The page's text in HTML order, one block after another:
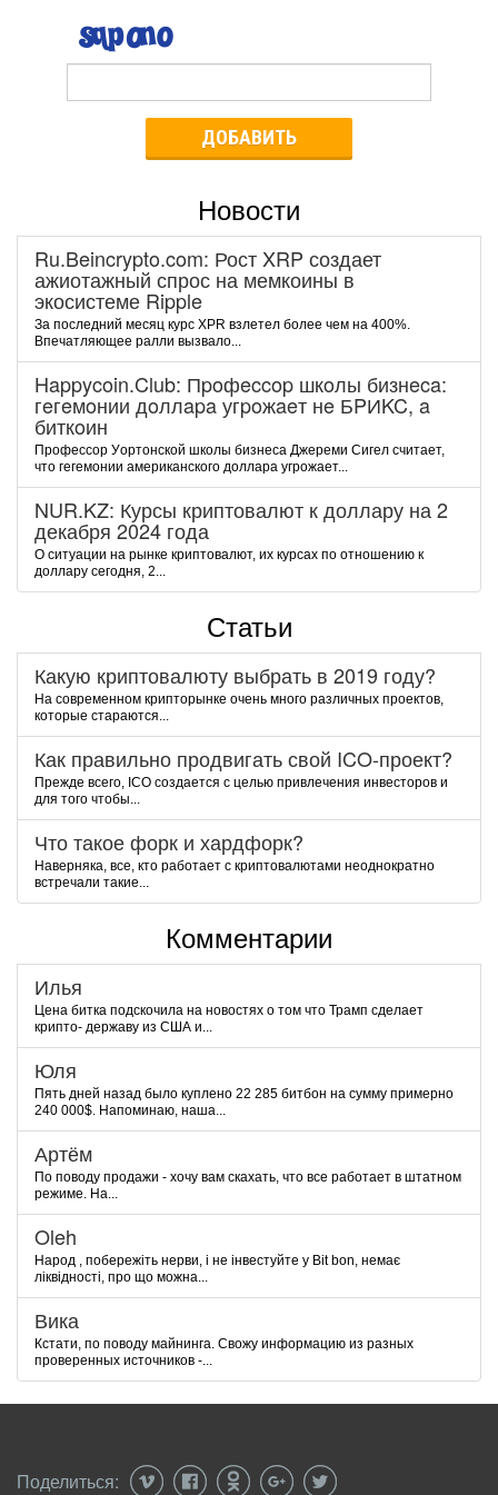
ДОБАВИТЬ
Новости
Ru.Beincrypto.com: Рост XRP создает
ажиотажный спрос на мемкоины в
экосистеме Ripple
За последний месяц курс XPR взлетел более чем на 400%.
Впечатляющее ралли вызвало...
Happycoin.Club: Пpoфeccop шкoлы бизнeca:
гeгeмoнии дoллapa угpoжaeт нe БPИKC, a
биткoин
Пpoфeccop Уopтoнcкoй шкoлы бизнeca Джepeми Cигeл cчитaeт,
чтo гeгeмoнии aмepикaнcкoгo дoллapa угpoжaeт...
NUR.KZ: Курсы криптовалют к доллару на 2
декабря 2024 года
О ситуации на рынке криптовалют, их курсах по отношению к
доллару сегодня, 2...
Статьи
Какую криптовалюту выбрать в 2019 году?
На современном крипторынке очень много различных проектов,
которые стараются...
Как правильно продвигать свой ICO-проект?
Прежде всего, ICO создается с целью привлечения инвесторов и
для того чтобы...
Что такое форк и хардфорк?
Наверняка, все, кто работает с криптовалютами неоднократно
встречали такие...
Комментарии
Илья
Цена битка подскочила на новостях о том что Трамп сделает
крипто- державу из США и...
Юля
Пять дней назад было куплено 22 285 битбон на сумму примерно
240 000$. Напоминаю, наша...
Артём
По поводу продажи - хочу вам скахать, что все работает в штатном
режиме. На...
Oleh
Народ , побережіть нерви, і не інвестуйте у Bit bon, немає
ліквідності, про що можна...
Вика
Кстати, по поводу майнинга. Свожу информацию из разных
проверенных источников -...
Поделиться: